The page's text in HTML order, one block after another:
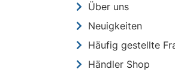
Über uns
Neuigkeiten
Häufig gestellte
Händler Shop